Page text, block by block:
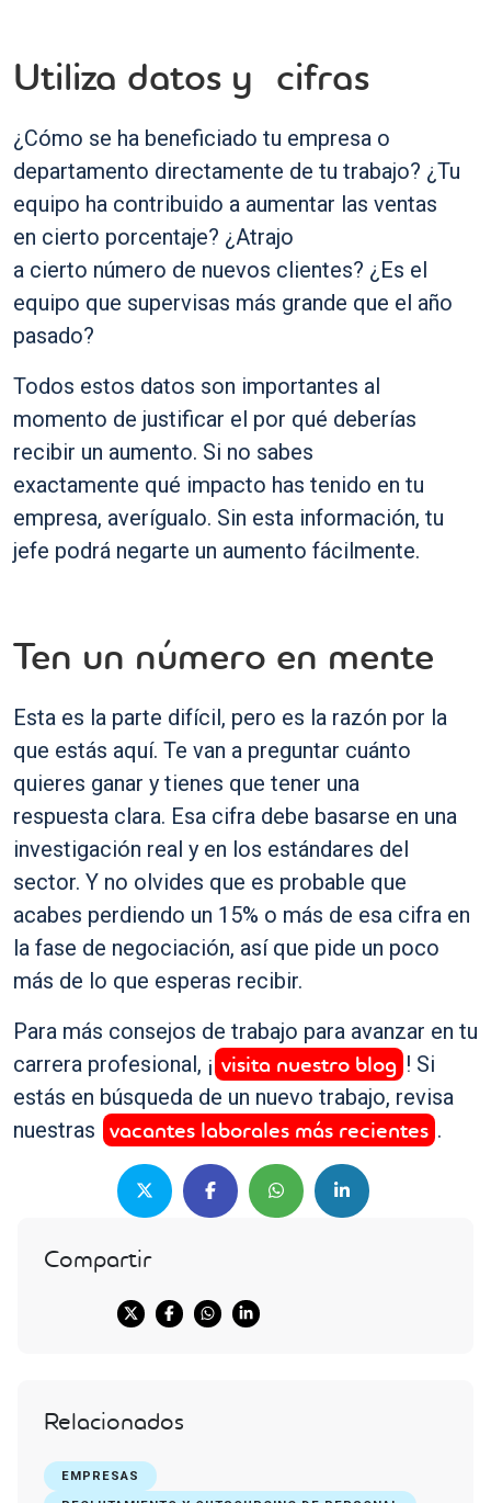
Utiliza datos y cifras
¿Cómo se ha beneficiado tu empresa o
departamento directamente de tu trabajo? ¿Tu
equipo ha contribuido a aumentar las ventas
en cierto porcentaje? ¿Atrajo
a cierto número de nuevos clientes? ¿Es el
equipo que supervisas más grande que el año
pasado?
Todos estos datos son importantes al
momento de justificar el por qué deberías
recibir un aumento. Si no sabes
exactamente qué impacto has tenido en tu
empresa, averígualo. Sin esta información, tu
jefe podrá negarte un aumento fácilmente.
Ten un número en mente
Esta es la parte difícil, pero es la razón por la
que estás aquí. Te van a preguntar cuánto
quieres ganar y tienes que tener una
respuesta clara. Esa cifra debe basarse en una
investigación real y en los estándares del
sector. Y no olvides que es probable que
acabes perdiendo un 15% o más de esa cifra en
la fase de negociación, así que pide un poco
más de lo que esperas recibir.
Para más consejos de trabajo para avanzar en tu
carrera profesional, ¡ visita nuestro blog ! Si
estás en búsqueda de un nuevo trabajo, revisa
nuestras vacantes laborales más recientes .
Compartir
Relacionados
EMPRESAS